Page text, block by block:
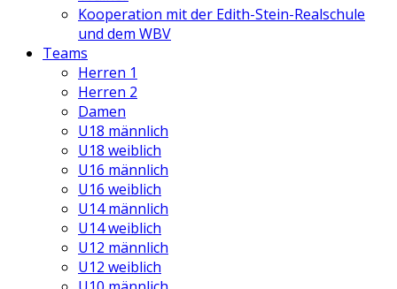
Kooperation mit der Edith-Stein-Realschule
und dem WBV
Teams
Herren 1
Herren 2
Damen
U18 männlich
U18 weiblich
U16 männlich
U16 weiblich
U14 männlich
U14 weiblich
U12 männlich
U12 weiblich